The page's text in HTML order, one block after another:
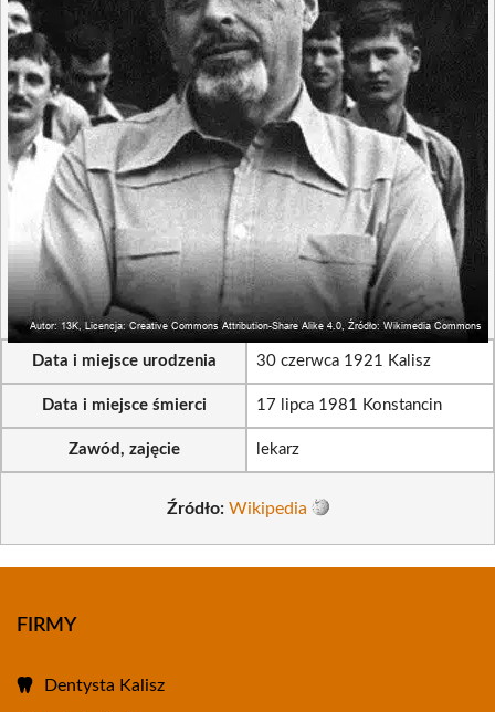
Data i miejsce urodzenia 30 czerwca 1921 Kalisz
Data i miejsce śmierci 17 lipca 1981 Konstancin
Zawód, zajęcie lekarz
Źródło: Wikipedia
FIRMY
Dentysta Kalisz